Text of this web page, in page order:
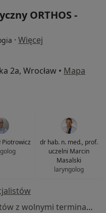
ORTHOS -
· Więcej
2a, Wrocław • Mapa
Piotrowicz
dr hab. n. med., prof.
uczelni Marcin
Masalski
laryngolog
Brak dostępnych specjalistów z wolnymi terminami w tym centrum medycznym.